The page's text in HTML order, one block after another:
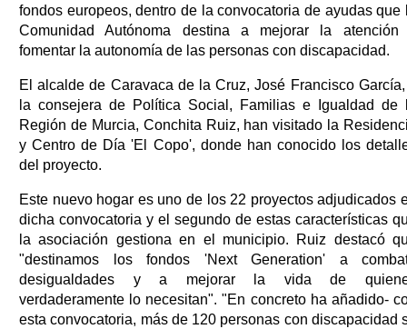
fondos europeos, dentro de la convocatoria de ayudas que
Comunidad Autónoma destina a mejorar la atención
fomentar la autonomía de las personas con discapacidad.
El alcalde de Caravaca de la Cruz, José Francisco
la consejera de Política Social, Familias e Igualdad de
Región de Murcia, Conchita Ruiz, han visitado la
y Centro de Día 'El Copo', donde han conocido los
del proyecto.
Este nuevo hogar es uno de los 22 proyectos adjudicados
dicha convocatoria y el segundo de estas características
la asociación gestiona en el municipio. Ruiz destacó
"destinamos los fondos 'Next Generation' a
desigualdades y a mejorar la vida de
verdaderamente lo necesitan". "En concreto ha añadido-
esta convocatoria, más de 120 personas con discapacidad